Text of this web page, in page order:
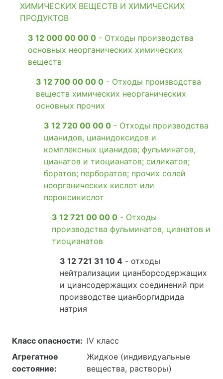
ХИМИЧЕСКИХ ВЕЩЕСТВ И ХИМИЧЕСКИХ
ПРОДУКТОВ
3 12 000 00 00 0 - Отходы производства
основных неорганических химических
веществ
3 12 700 00 00 0 - Отходы производства
веществ химических неорганических
основных прочих
3 12 720 00 00 0 - Отходы производства
цианидов, цианидоксидов и
комплексных цианидов; фульминатов,
цианатов и тиоцианатов; силикатов;
боратов; перборатов; прочих солей
неорганических кислот или
пероксикислот
3 12 721 00 00 0 - Отходы
производства фульминатов, цианатов и
тиоцианатов
3 12 721 31 10 4 - отходы
нейтрализации цианборсодержащих
и циансодержащих соединений при
производстве цианборгидрида
натрия
Класс опасности: IV класс
Агрегатное
состояние:
Жидкое (индивидуальные
вещества, растворы)